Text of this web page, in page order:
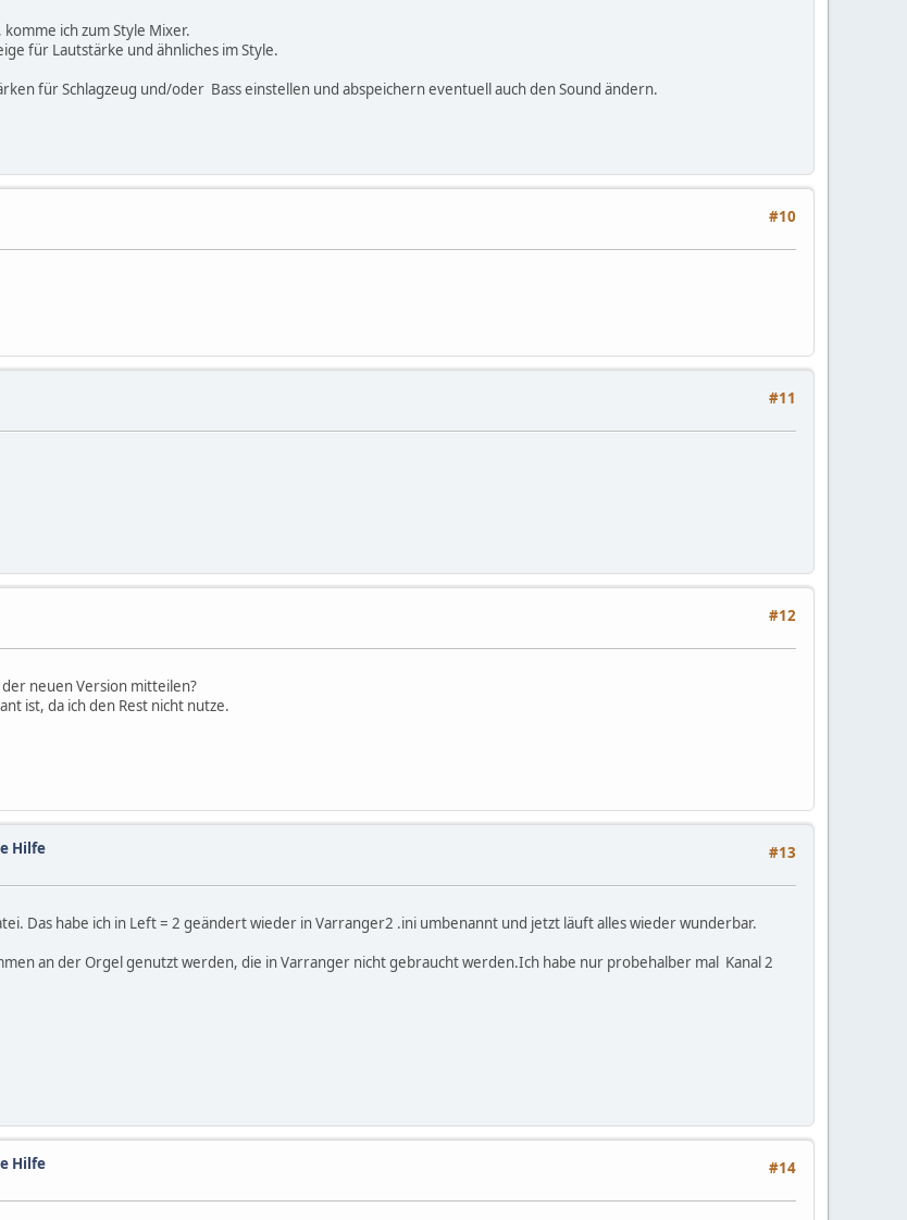
ich zum Style Mixer.
für Lautstärke und ähnliches im Style.
für Schlagzeug und/oder Bass einstellen und abspeichern eventuell auch den Sound ändern.
#10
#11
#12
neuen Version mitteilen?
ist, da ich den Rest nicht nutze.
#13
Hilfe
Das habe ich in Left = 2 geändert wieder in Varranger2 .ini umbenannt und jetzt läuft alles wieder wunderbar.
an der Orgel genutzt werden, die in Varranger nicht gebraucht werden.Ich habe nur probehalber mal Kanal 2
#14
Hilfe